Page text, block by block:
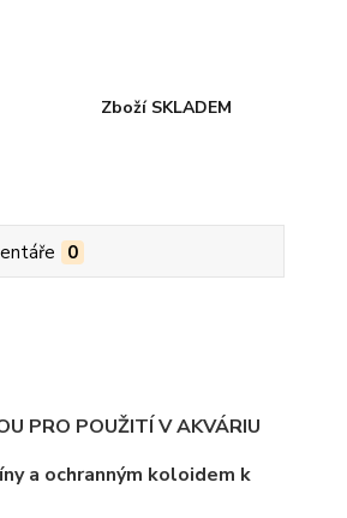
Zboží SKLADEM
0
PRO POUŽITÍ V AKVÁRIU
a ochranným koloidem k